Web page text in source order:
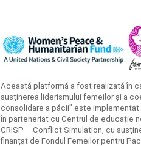
Această platformă a fost realizată în
susținerea liderismului femeilor și a
consolidare a păcii” este implementat
în parteneriat cu Centrul de educație
CRISP – Conflict Simulation, cu
finanțat de Fondul Femeilor pentru